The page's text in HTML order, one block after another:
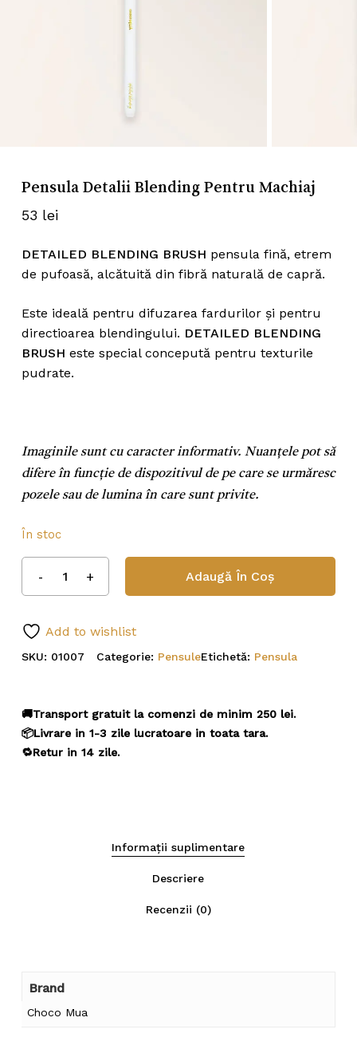
Pensula Detalii Blending Pentru Machiaj
53 lei
DETAILED BLENDING BRUSH pensula fină, etrem
de pufoasă, alcătuită din fibră naturală de capră.
Este ideală pentru difuzarea fardurilor și pentru
directioarea blendingului. DETAILED BLENDING
BRUSH este special concepută pentru texturile
pudrate.
Imaginile sunt cu caracter informativ. Nuanțele pot să
difere în funcție de dispozitivul de pe care se urmăresc
pozele sau de lumina în care sunt privite.
În stoc
Adaugă În Coș
Add to wishlist
SKU: 01007 Categorie: PensuleEtichetă: Pensula
🚚Transport gratuit la comenzi de minim 250 lei.
📦Livrare in 1-3 zile lucratoare in toata tara.
🔁Retur in 14 zile.
Informații suplimentare
Descriere
Recenzii (0)
Brand
Choco Mua
Nume
data viitoare când o să comentez.